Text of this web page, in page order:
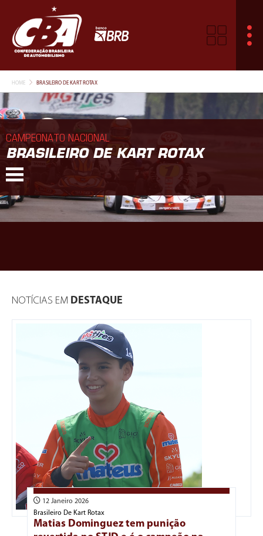
HOME BRASILEIRO DE KART ROTAX
CAMPEONATO NACIONAL
BRASILEIRO DE KART ROTAX
NOTÍCIAS EM DESTAQUE
12 Janeiro 2026
Brasileiro De Kart Rotax
Matias Dominguez tem punição